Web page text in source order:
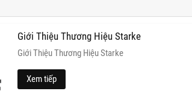
Giới Thiệu Thương Hiệu Starke
Giới Thiệu Thương Hiệu Starke
Xem tiếp